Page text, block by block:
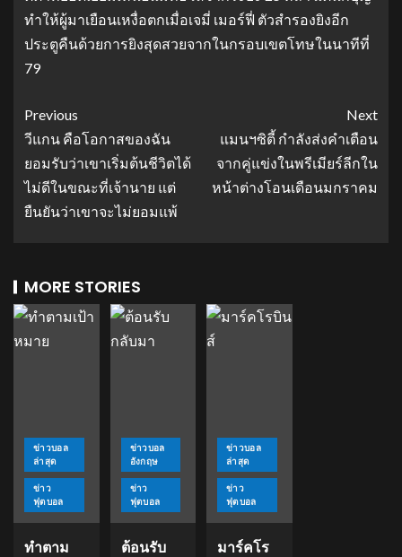
ทําให้ผู้มาเยือนเหงื่อตกเมื่อเจมี่ เมอร์ฟี่ ตัวสํารองยิงอีก
ประตูคืนด้วยการยิงสุดสวยจากในกรอบเขตโทษในนาทีที่
79
Previous
วีแกน คือโอกาสของฉัน
ยอมรับว่าเขาเริ่มต้นชีวิตได้
ไม่ดีในขณะที่เจ้านาย แต่
ยืนยันว่าเขาจะไม่ยอมแพ้
Next
แมนฯซิตี้ กำลังส่งคำเตือน
จากคู่แข่งในพรีเมียร์ลีกใน
หน้าต่างโอนเดือนมกราคม
MORE STORIES
ข่าวบอล
ล่าสุด
ข่าว
ฟุตบอล
ทำตาม
ข่าวบอล
อังกฤษ
ข่าว
ฟุตบอล
ต้อนรับ
ข่าวบอล
ล่าสุด
ข่าว
ฟุตบอล
มาร์คโร